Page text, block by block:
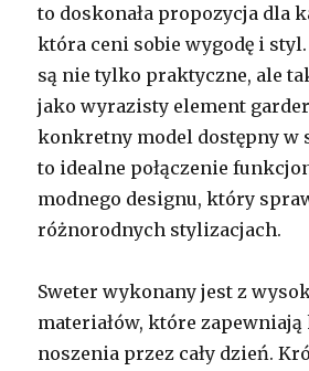
to doskonała propozycja dla
która ceni sobie wygodę i styl.
są nie tylko praktyczne, ale
jako wyrazisty element
konkretny model dostępny w
to idealne połączenie
modnego designu, który
różnorodnych stylizacjach.
Sweter wykonany jest z
materiałów, które
noszenia przez cały dzień.